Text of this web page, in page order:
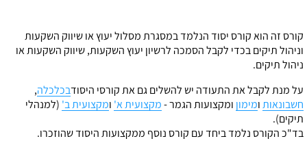
קורס זה הוא קורס יסוד הנלמד במסגרת מסלול יעוץ או שיווק השקעות
וניהול תיקים בכדי לקבל הסמכה לרשיון יעוץ השקעות, שיווק השקעות או
ניהול תיקים.
על מנת לקבל את התעודה יש להשלים גם את קורסי היסודבכלכלה,
חשבונאותומימון ומקצועות הגמר -מקצועית א' ומקצועית ב' (למנהלי
תיקים).
בד"כ הקורס נלמד ביחד עם קורס נוסף ממקצועות היסוד שהוזכרו.